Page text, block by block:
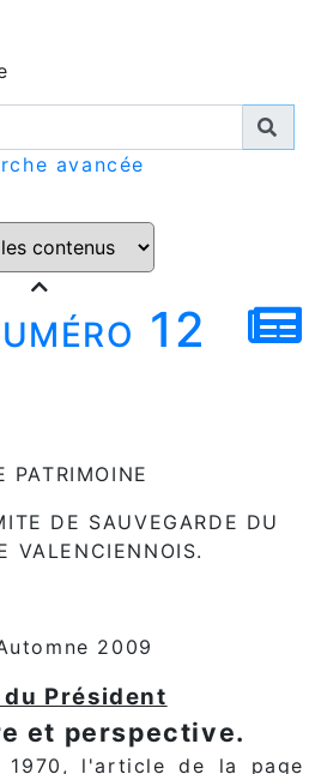
avancée
12
PATRIMOINE
DE SAUVEGARDE DU
VALENCIENNOIS.
2009
du Président
et perspective.
1970, l'article de la page